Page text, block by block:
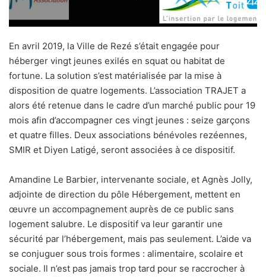
En avril 2019, la Ville de Rezé s’était engagée pour
héberger vingt jeunes exilés en squat ou habitat de
fortune. La solution s’est matérialisée par la mise à
disposition de quatre logements. L’association TRAJET a
alors été retenue dans le cadre d’un marché public pour 19
mois afin d’accompagner ces vingt jeunes : seize garçons
et quatre filles. Deux associations bénévoles rezéennes,
SMIR et Diyen Latigé, seront associées à ce dispositif.
Amandine Le Barbier, intervenante sociale, et Agnès Jolly,
adjointe de direction du pôle Hébergement, mettent en
œuvre un accompagnement auprès de ce public sans
logement salubre. Le dispositif va leur garantir une
sécurité par l’hébergement, mais pas seulement. L’aide va
se conjuguer sous trois formes : alimentaire, scolaire et
sociale. Il n’est pas jamais trop tard pour se raccrocher à